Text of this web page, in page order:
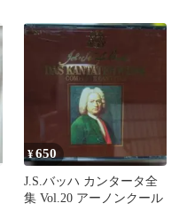
¥650
J.S.バッハ カンタータ全
集 Vol.20 アーノンクール